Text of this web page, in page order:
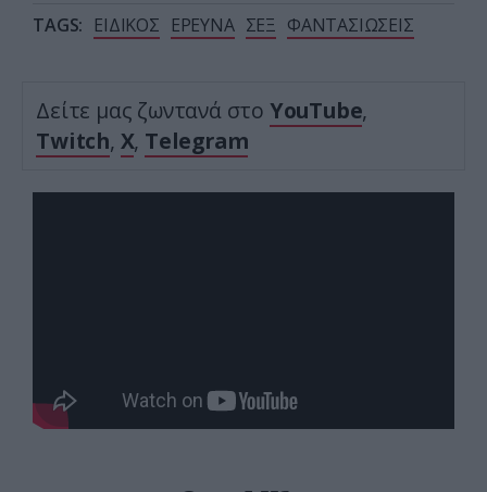
TAGS: ΕΙΔΙΚΟΣ ΕΡΕΥΝΑ ΣΕΞ ΦΑΝΤΑΣΙΩΣΕΙΣ
Δείτε μας ζωντανά στο YouTube,
Twitch, X, Telegram